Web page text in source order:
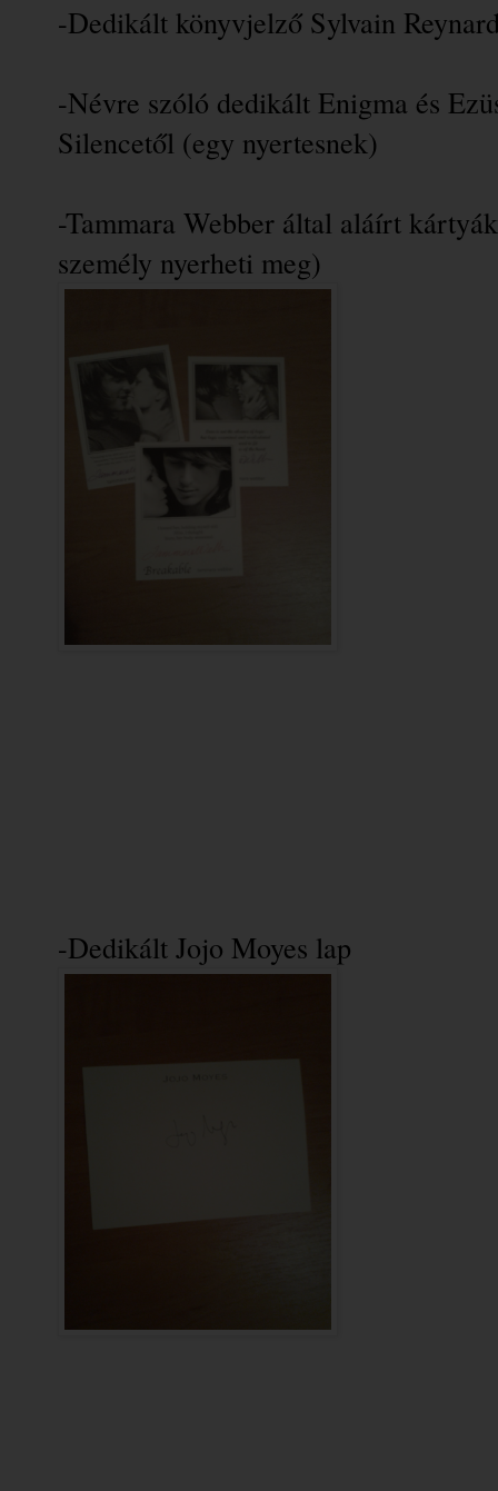
-Dedikált könyvjelző Sylvain
-Névre szóló dedikált Enigma és
Silencetől (egy nyertesnek)
-Tammara Webber által aláírt
személy nyerheti meg)
-Dedikált Jojo Moyes lap